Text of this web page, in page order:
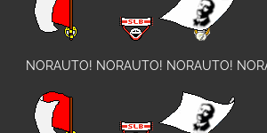
NORAUTO! NORAUTO! NORAUTO!